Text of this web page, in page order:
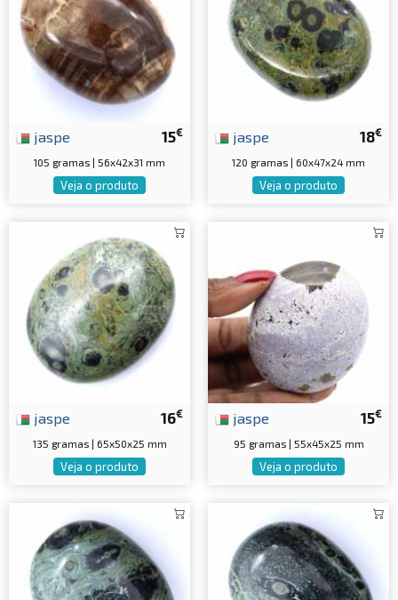
15€
jaspe
105 gramas | 56x42x31 mm
Veja o produto
18€
jaspe
120 gramas | 60x47x24 mm
Veja o produto
16€
jaspe
135 gramas | 65x50x25 mm
Veja o produto
15€
jaspe
95 gramas | 55x45x25 mm
Veja o produto